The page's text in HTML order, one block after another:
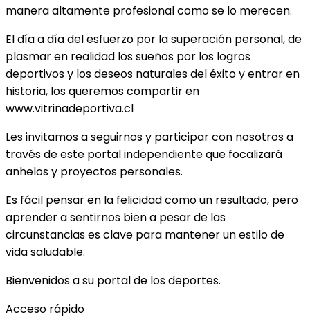
manera altamente profesional como se lo merecen.
El día a día del esfuerzo por la superación personal, de
plasmar en realidad los sueños por los logros
deportivos y los deseos naturales del éxito y entrar en
historia, los queremos compartir en
www.vitrinadeportiva.cl
Les invitamos a seguirnos y participar con nosotros a
través de este portal independiente que focalizará
anhelos y proyectos personales.
Es fácil pensar en la felicidad como un resultado, pero
aprender a sentirnos bien a pesar de las
circunstancias es clave para mantener un estilo de
vida saludable.
Bienvenidos a su portal de los deportes.
Acceso rápido